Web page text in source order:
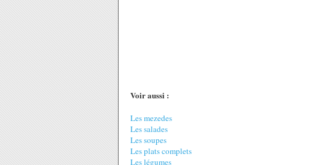
Voir aussi :
Les mezedes
Les salades
Les soupes
Les plats complets
Les légumes